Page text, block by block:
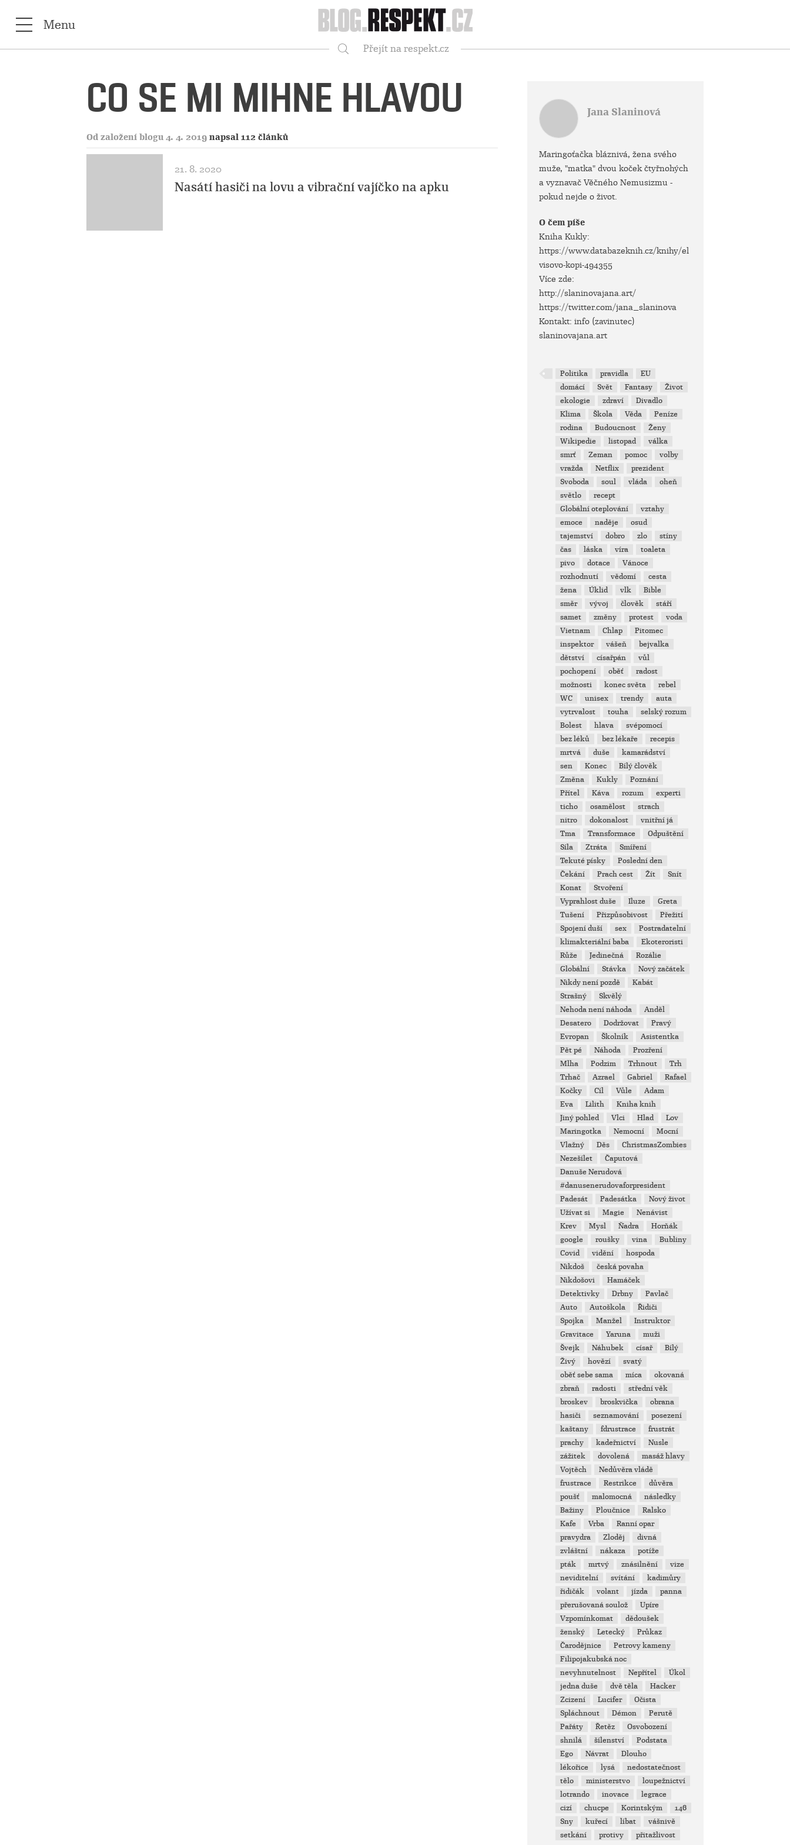
Respekt
Menu
Přejít na respekt.cz
CO SE MI MIHNE HLAVOU
Od založení blogu 4. 4. 2019 napsal 112 článků
21. 8. 2020
Nasátí hasiči na lovu a vibrační vajíčko na apku
Jana Slaninová
Maringoťačka bláznivá, žena svého
muže, "matka" dvou koček čtyřnohých
a vyznavač Věčného Nemusizmu -
pokud nejde o život.
O čem píše
Kniha Kukly:
https://www.databazeknih.cz/knihy/el
visovo-kopi-494355
Více zde:
http://slaninovajana.art/
https://twitter.com/jana_slaninova
Kontakt: info (zavinutec)
slaninovajana.art
Politika pravidla
EU
domácí
Svět Fantasy
Život
ekologie
zdraví
Divadlo
Klima
Škola Věda
Peníze
rodina
Budoucnost
Ženy
Wikipedie
listopad
válka
smrť
Zeman pomoc
volby
vražda
Netflix
prezident
Svoboda
soul vláda
oheň
světlo
recept
Globální oteplování
vztahy
emoce
naděje
osud
tajemství
dobro zlo
stíny
čas
láska víra
toaleta
pivo
dotace
Vánoce
rozhodnutí
vědomí
cesta
žena
Úklid vlk
Bible
směr
vývoj člověk
stáří
samet
změny protest
voda
Vietnam
Chlap
Pitomec
inspektor
vášeň
bejvalka
dětství
císařpán
vůl
pochopení
oběť
radost
možnosti
konec světa
rebel
WC
unisex trendy
auta
vytrvalost
touha
selský rozum
Bolest
hlava
svépomocí
bez léků
bez lékaře
recepis
mrtvá
duše
kamarádství
sen
Konec
Bílý člověk
Změna
Kukly
Poznání
Přítel
Káva rozum
experti
ticho
osamělost
strach
nitro
dokonalost
vnitřní já
Tma
Transformace
Odpuštění
Síla
Ztráta
Smíření
Tekuté písky
Poslední den
Čekání
Prach cest Žít
Snít
Konat
Stvoření
Vyprahlost duše
Iluze
Greta
Tušení
Přizpůsobivost
Přežití
Spojení duší
sex
Postradatelní
klimakteriální baba
Ekoteroristi
Růže
Jedinečná
Rozálie
Globální
Stávka
Nový začátek
Nikdy není pozdě
Kabát
Strašný
Skvělý
Nehoda není náhoda
Anděl
Desatero
Dodržovat
Pravý
Evropan
Školník
Asistentka
Pět pé
Náhoda
Prozření
Mlha
Podzim Trhnout
Trh
Trhač
Azrael Gabriel
Rafael
Kočky
Cíl Vůle
Adam
Eva
Lilith
Kniha knih
Jiný pohled
Vlci Hlad
Lov
Maringotka
Nemocní
Mocní
Vlažný
Děs
ChristmasZombies
Nezešílet
Čaputová
Danuše Nerudová
#danusenerudovaforpresident
Padesát
Padesátka
Nový život
Užívat si
Magie
Nenávist
Krev
Mysl Ňadra
Horňák
google
roušky vina
Bubliny
Covid
vidění
hospoda
Nikdoš
česká povaha
Nikdošovi
Hamáček
Detektivky
Drbny
Pavlač
Auto
Autoškola
Řidiči
Spojka
Manžel
Instruktor
Gravitace
Yaruna
muži
Švejk
Náhubek císař
Bílý
Živý
hovězí
svatý
oběť sebe sama
míca
okovaná
zbraň
radosti
střední věk
broskev
broskvička
obrana
hasiči
seznamování
posezení
kaštany
fdrustrace
frustrát
prachy
kadeřnictví
Nusle
zážitek
dovolená
masáž hlavy
Vojtěch
Nedůvěra vládě
frustrace
Restrikce
důvěra
poušť
malomocná
následky
Bažiny
Ploučnice
Ralsko
Kafe
Vrba
Ranní opar
pravydra
Zloděj
divná
zvláštní
nákaza
potíže
pták
mrtvý znásilnění
vize
neviditelní
svítání
kadimůry
řidičák
volant jízda
panna
přerušovaná soulož
Upíre
Vzpomínkomat
dědoušek
ženský
Letecký
Průkaz
Čarodějnice
Petrovy kameny
Filipojakubská noc
nevyhnutelnost
Nepřítel
Úkol
jedna duše
dvě těla
Hacker
Zcizení
Lucifer
Očista
Spláchnout
Démon
Perutě
Pařáty
Řetěz
Osvobození
shnilá
šílenství
Podstata
Ego
Návrat
Dlouho
lékořice
lysá
nedostatečnost
tělo
ministerstvo
loupežnictví
lotrando
inovace
legrace
cizí
chucpe Korintským
146
Sny
kuřecí líbat
vášnivě
setkání
protivy přitažlivost